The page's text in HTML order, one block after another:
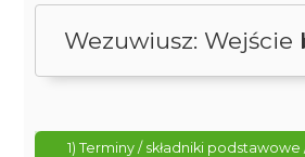
Wezuwiusz: Wejście
1) Terminy / składniki